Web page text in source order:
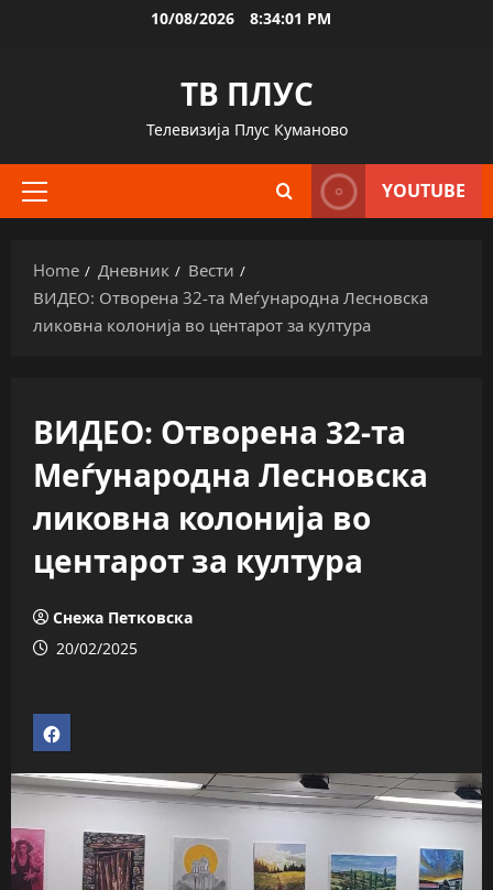
10/08/2026 8:34:02 PM
ТВ ПЛУС
Телевизија Плус Куманово
Primary
YOUTUBE
Home Дневник
Вести
ВИДЕО: Отворена 32-та Меѓународна Лесновска
ликовна колонија во центарот за култура
ВИДЕО: Отворена 32-та
Меѓународна Лесновска
ликовна колонија во
центарот за култура
Снежа Петковска
20/02/2025